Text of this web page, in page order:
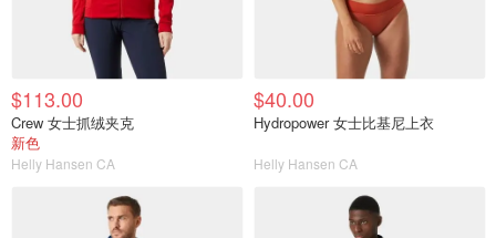
$113.00
Crew 女士抓绒夹克
新色
Helly Hansen CA
$40.00
Hydropower 女士比基尼上衣
Helly Hansen CA